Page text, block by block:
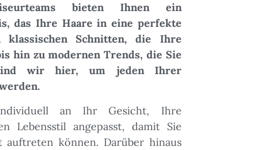
bieten Ihnen ein
das Ihre Haare in eine perfekte
klassischen Schnitten, die Ihre
hin zu modernen Trends, die Sie
wir hier, um jeden Ihrer
an Ihr Gesicht, Ihre
Lebensstil angepasst, damit Sie
auftreten können. Darüber hinaus